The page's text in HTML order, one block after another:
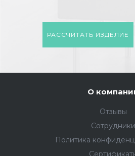
РАССЧИТАТЬ ИЗДЕЛИЕ
О
Отзывы
Сотрудники
Политика